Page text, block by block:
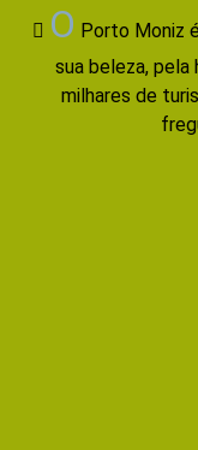
O Porto Moniz
sua beleza,
milhares de